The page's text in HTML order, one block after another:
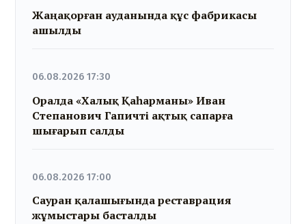
Жаңақорған ауданында құс фабрикасы
ашылды
06.08.2026 17:30
Оралда «Халық Қаһарманы» Иван
Степанович Гапичті ақтық сапарға
шығарып салды
06.08.2026 17:00
Сауран қалашығында реставрация
жұмыстары басталды